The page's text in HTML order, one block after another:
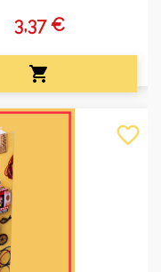
3,37 €

favorite_border